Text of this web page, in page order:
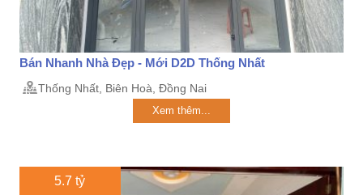
Bán Nhanh Nhà Đẹp - Mới D2D Thống Nhất
Thống Nhất, Biên Hoà, Đồng Nai
Xem thêm...
5.7 tỷ